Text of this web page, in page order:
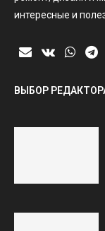
интересные и
ВЫБОР